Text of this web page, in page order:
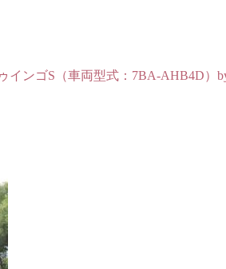
インゴS（車両型式：7BA-AHB4D）